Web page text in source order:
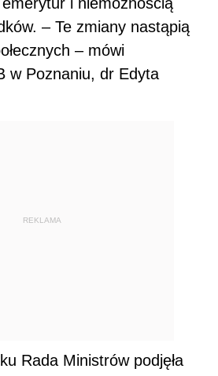
– Te zmiany nastąpią
– mówi
w Poznaniu, dr Edyta
REKLAMA
Rada Ministrów podjęła